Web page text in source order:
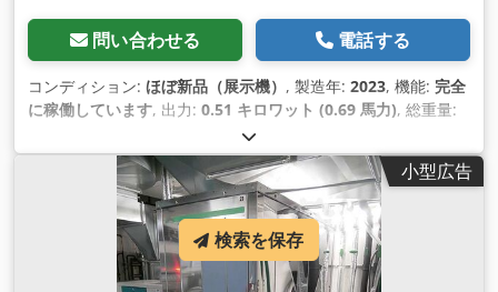
問い合わせる 電話する
コンディション: ほぼ新品（展示機） , 製造年: 2023, 機能: 完全
に稼働しています, 出力: 0.51 キロワット (0.69 馬力), 総重量:
740 mm
1,300 mm, 入力電流の種類:エアコン, 入力電圧:230 V, 体積流
14,000 m³/時 , 小型広告
検索を保存